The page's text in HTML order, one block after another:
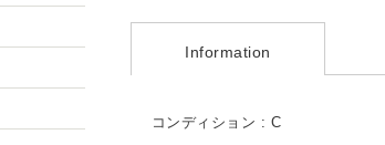
Information
コンディション : C